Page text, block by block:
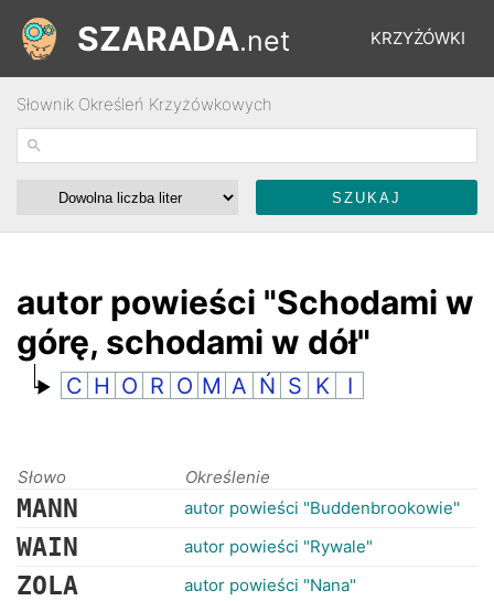
KRZYŻÓWKI
ŁAMIGŁÓWKI
RANKINGI
SZARADA.net
Słownik Określeń Krzyżówkowych
autor powieści "Schodami w
górę, schodami w dół"
C H O R O M A Ń S K I
Słowo Określenie
MANN autor powieści "Buddenbrookowie"
WAIN autor powieści "Rywale"
ZOLA autor powieści "Nana"